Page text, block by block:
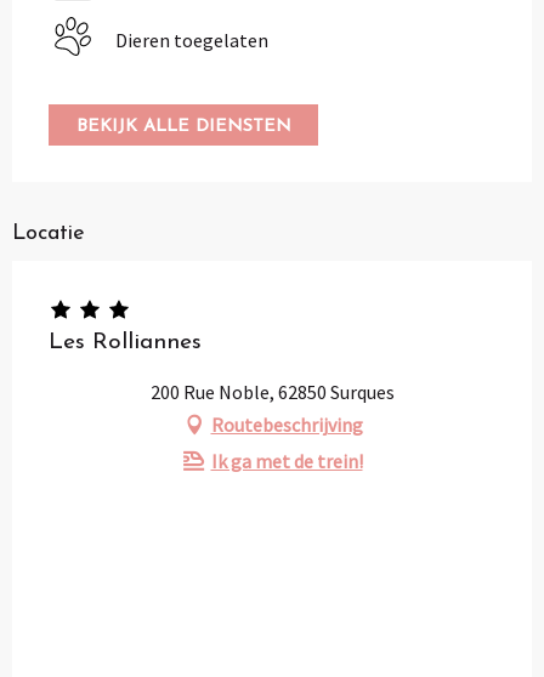
Dieren toegelaten
BEKIJK ALLE DIENSTEN
Locatie
Les Rolliannes
200 Rue Noble, 62850 Surques
Routebeschrijving
Ik ga met de trein!